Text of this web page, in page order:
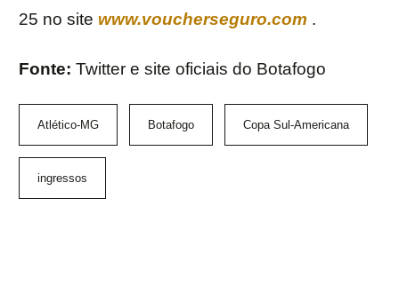
25 no site www.voucherseguro.com .
Fonte: Twitter e site oficiais do Botafogo
Atlético-MG Botafogo Copa Sul-Americana
ingressos